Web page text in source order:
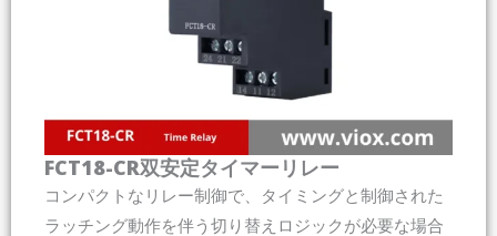
FCT18-CR双安定タイマーリレー
コンパクトなリレー制御で、タイミングと制御された
ラッチング動作を伴う切り替えロジックが必要な場合